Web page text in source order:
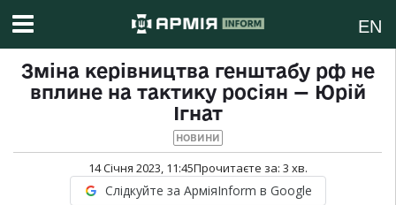
EN
Зміна керівництва генштабу рф не
вплине на тактику росіян — Юрій
Ігнат
НОВИНИ
14 Січня 2023, 11:45Прочитаєте за: 3 хв.
Слідкуйте за АрміяInform в Google